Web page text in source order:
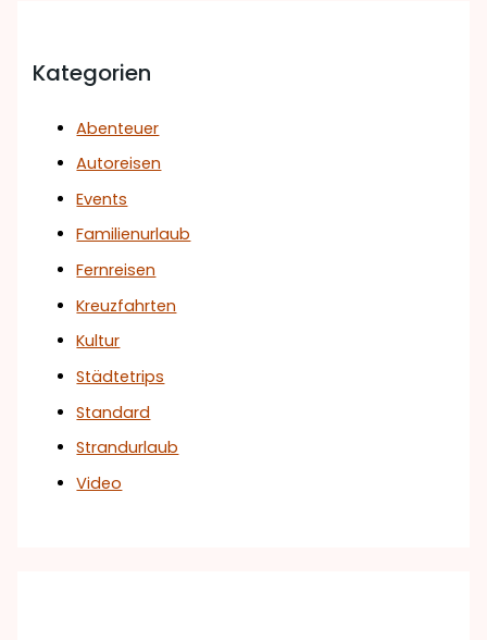
Kategorien
Abenteuer
Autoreisen
Events
Familienurlaub
Fernreisen
Kreuzfahrten
Kultur
Städtetrips
Standard
Strandurlaub
Video